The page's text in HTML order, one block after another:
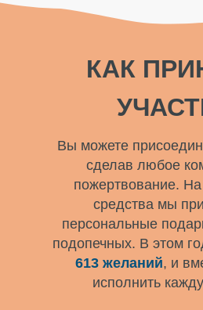
КАК
Вы можете
сделав любое
пожертвование.
средства мы
персональные
подопечных. В этом
613 желаний, и
исполнить